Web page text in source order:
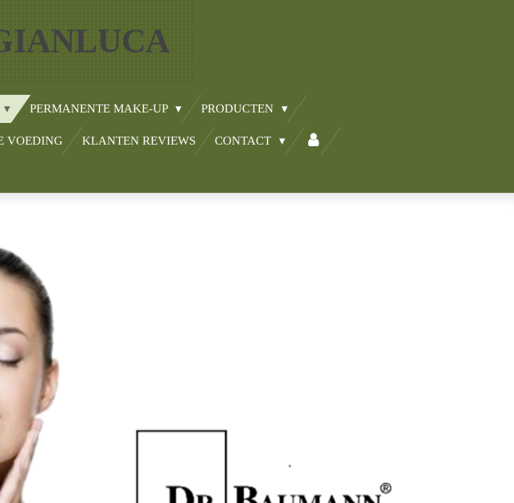
PERMANENTE MAKE-UP PRODUCTEN
VOEDING KLANTEN REVIEWS CONTACT